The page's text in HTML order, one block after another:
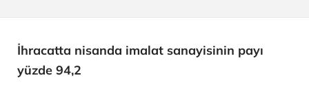
İhracatta nisanda imalat sanayisinin payı
yüzde 94,2